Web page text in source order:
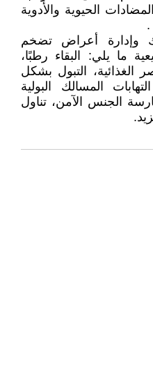
الحيوية والأدوية
.
وإدارة أعراض تضخم
ما يلي: البقاء رطبًا،
الغذائية، التبول بشكل
المسالك البولية
الجنس الآمن، تناول